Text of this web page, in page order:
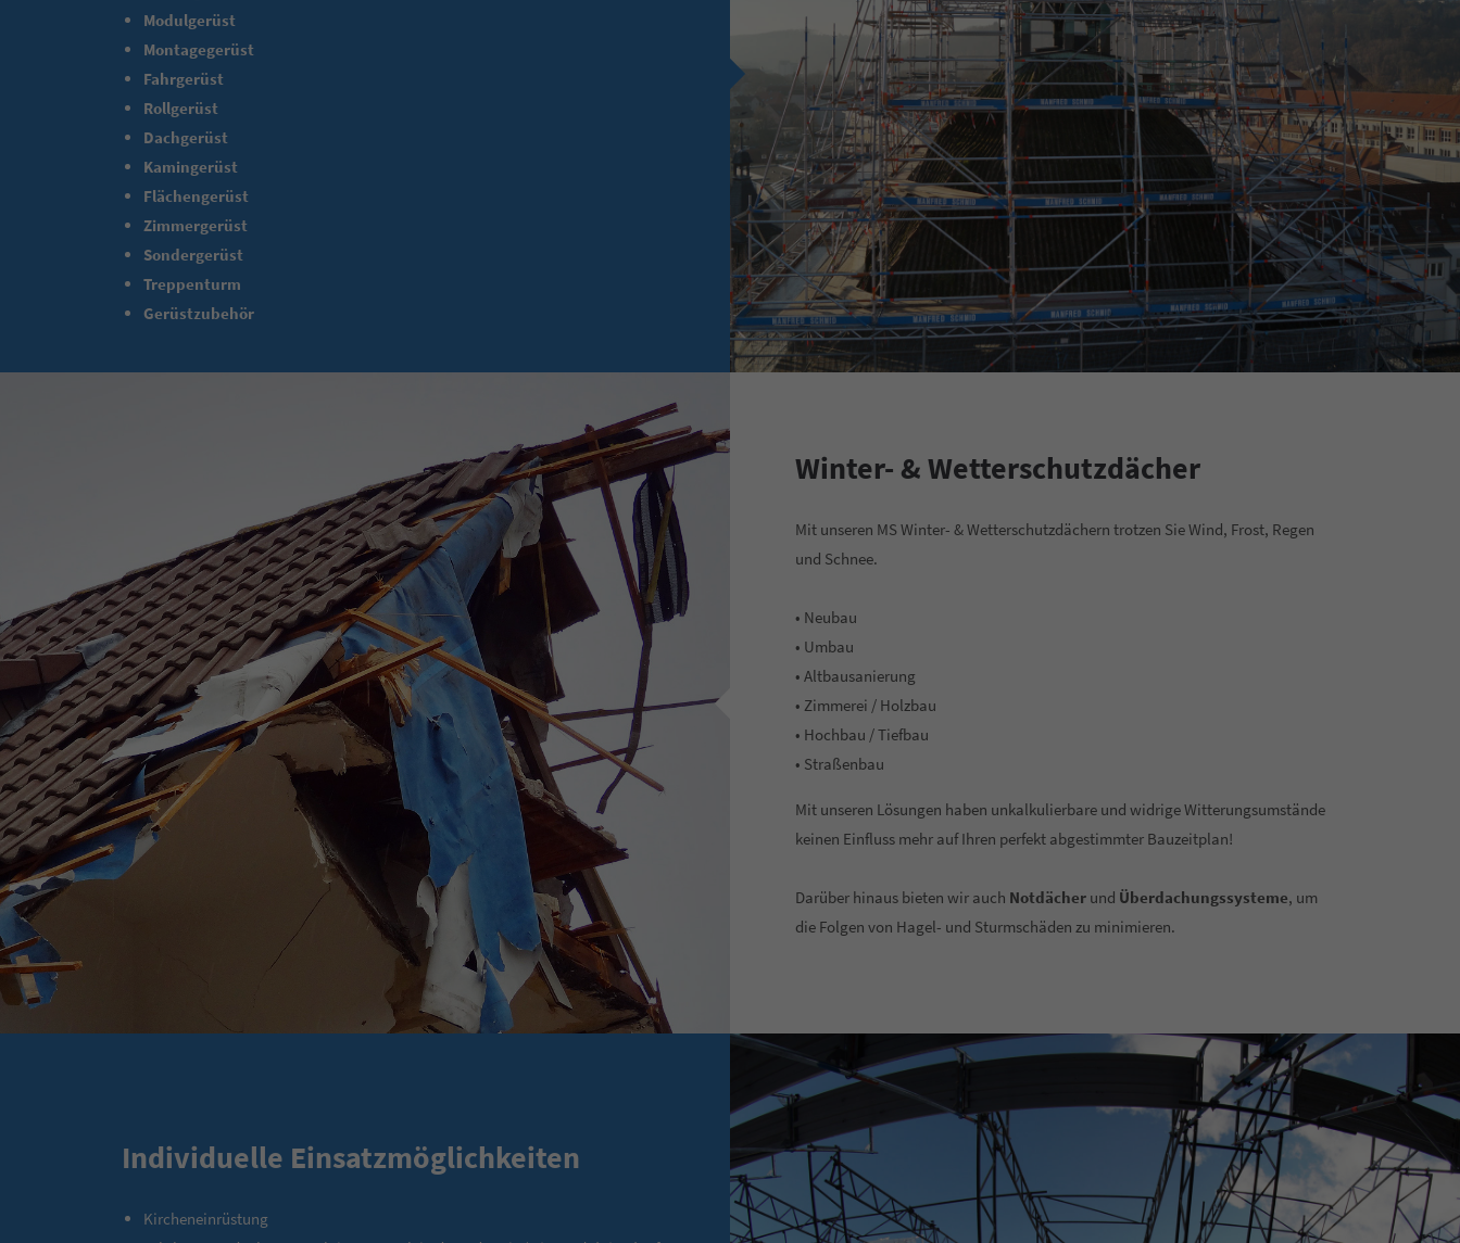
Modulgerüst
Montagegerüst
Fahrgerüst
Rollgerüst
Dachgerüst
Kamingerüst
Flächengerüst
Zimmergerüst
Sondergerüst
Treppenturm
Gerüstzubehör
Winter- & Wetterschutzdächer
Mit unseren MS Winter- & Wetterschutzdächern trotzen Sie Wind, Frost, Regen
und Schnee.
• Neubau
• Umbau
• Altbausanierung
• Zimmerei / Holzbau
• Hochbau / Tiefbau
• Straßenbau
Mit unseren Lösungen haben unkalkulierbare und widrige Witterungsumstände
keinen Einfluss mehr auf Ihren perfekt abgestimmter Bauzeitplan!
Darüber hinaus bieten wir auch Notdächer und Überdachungssysteme, um
die Folgen von Hagel- und Sturmschäden zu minimieren.
Individuelle Einsatzmöglichkeiten
Kircheneinrüstung